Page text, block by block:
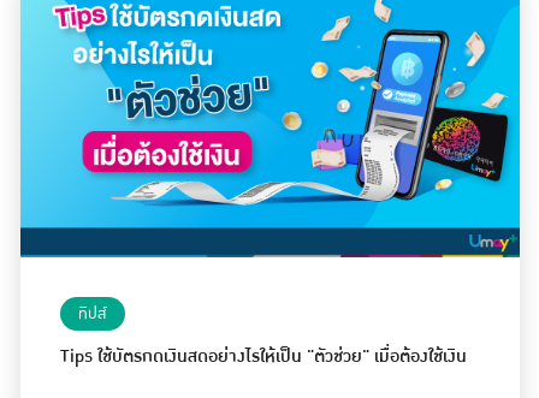
ทิปส์
Tips ใช้บัตรกดเงินสดอย่างไรให้เป็น "ตัวช่วย" เมื่อต้องใช้เงิน